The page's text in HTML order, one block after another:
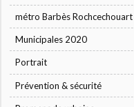
métro Barbès Rochcechouart
Municipales 2020
Portrait
Prévention & sécurité